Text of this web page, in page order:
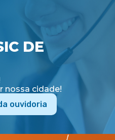
DE
nossa cidade!
ouvidoria